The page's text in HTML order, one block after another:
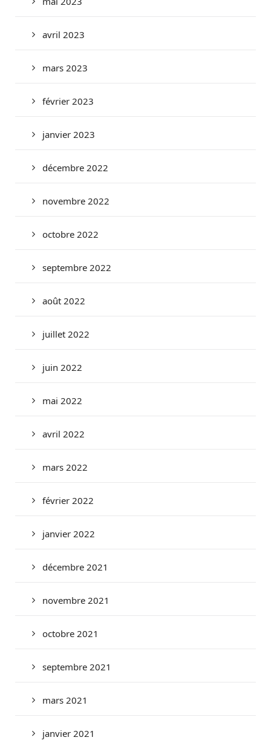
avril 2023
mars 2023
février 2023
janvier 2023
décembre 2022
novembre 2022
octobre 2022
septembre 2022
août 2022
juillet 2022
juin 2022
mai 2022
avril 2022
mars 2022
février 2022
janvier 2022
décembre 2021
novembre 2021
octobre 2021
septembre 2021
mars 2021
janvier 2021